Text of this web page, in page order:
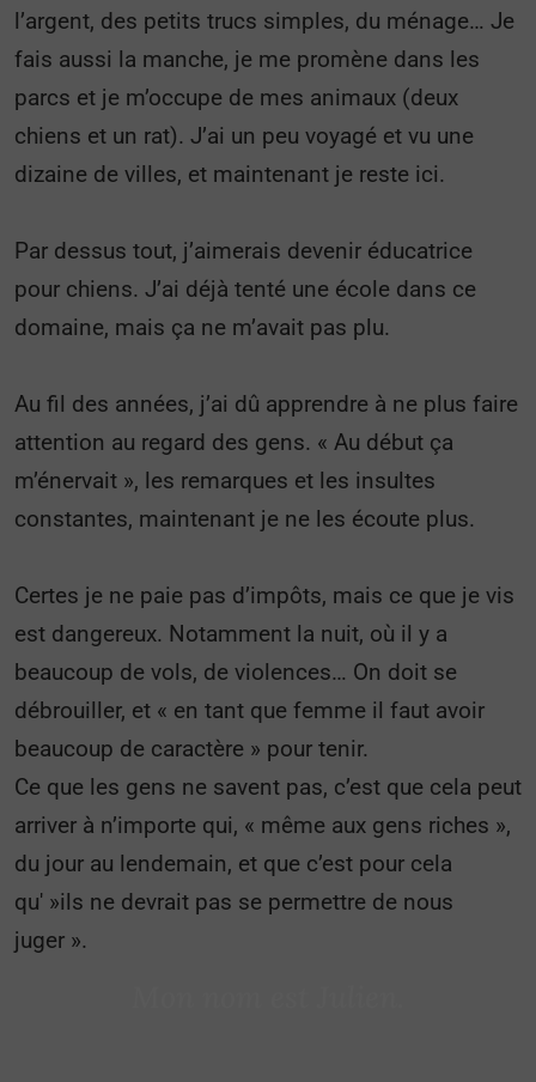
l’argent, des petits trucs simples, du ménage… Je
fais aussi la manche, je me promène dans les
parcs et je m’occupe de mes animaux (deux
chiens et un rat). J’ai un peu voyagé et vu une
dizaine de villes, et maintenant je reste ici.
Par dessus tout, j’aimerais devenir éducatrice
pour chiens. J’ai déjà tenté une école dans ce
domaine, mais ça ne m’avait pas plu.
Au fil des années, j’ai dû apprendre à ne plus faire
attention au regard des gens. « Au début ça
m’énervait », les remarques et les insultes
constantes, maintenant je ne les écoute plus.
Certes je ne paie pas d’impôts, mais ce que je vis
est dangereux. Notamment la nuit, où il y a
beaucoup de vols, de violences… On doit se
débrouiller, et « en tant que femme il faut avoir
beaucoup de caractère » pour tenir.
Ce que les gens ne savent pas, c’est que cela peut
arriver à n’importe qui, « même aux gens riches »,
du jour au lendemain, et que c’est pour cela
qu' »ils ne devrait pas se permettre de nous
juger ».